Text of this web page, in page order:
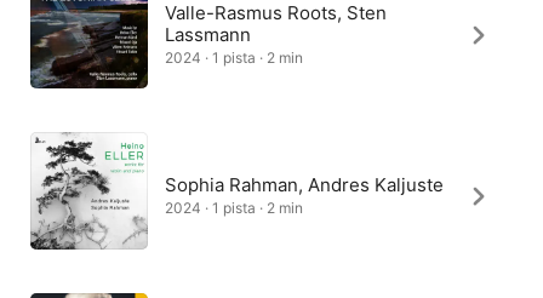
Valle-Rasmus Roots, Sten
Lassmann
2024 · 1 pista · 2 min
Sophia Rahman, Andres Kaljuste
2024 · 1 pista · 2 min